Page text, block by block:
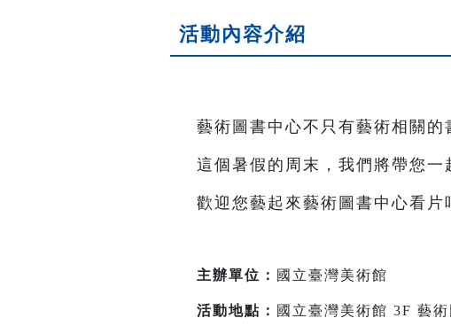
活動內容介紹
藝術圖書中心不只有藝術相關的
這個暑假的周末，我們將帶您一
歡迎您藝起來藝術圖書中心看片
主辦單位： 國立臺灣美術館
活動地點： 國立臺灣美術館 3F 藝